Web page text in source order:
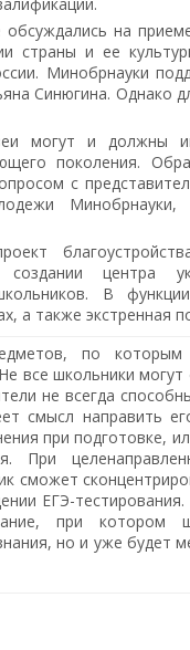
на
страны и ее
Минобрнауки
Синюгина. Однако
могут и должны
поколения.
с
Минобрнауки,
центра
В
а также экстренная
по которым
все школьники
не всегда
смысл направить
при подготовке,
При
сможет
ЕГЭ-тестирования.
при
но и уже будет